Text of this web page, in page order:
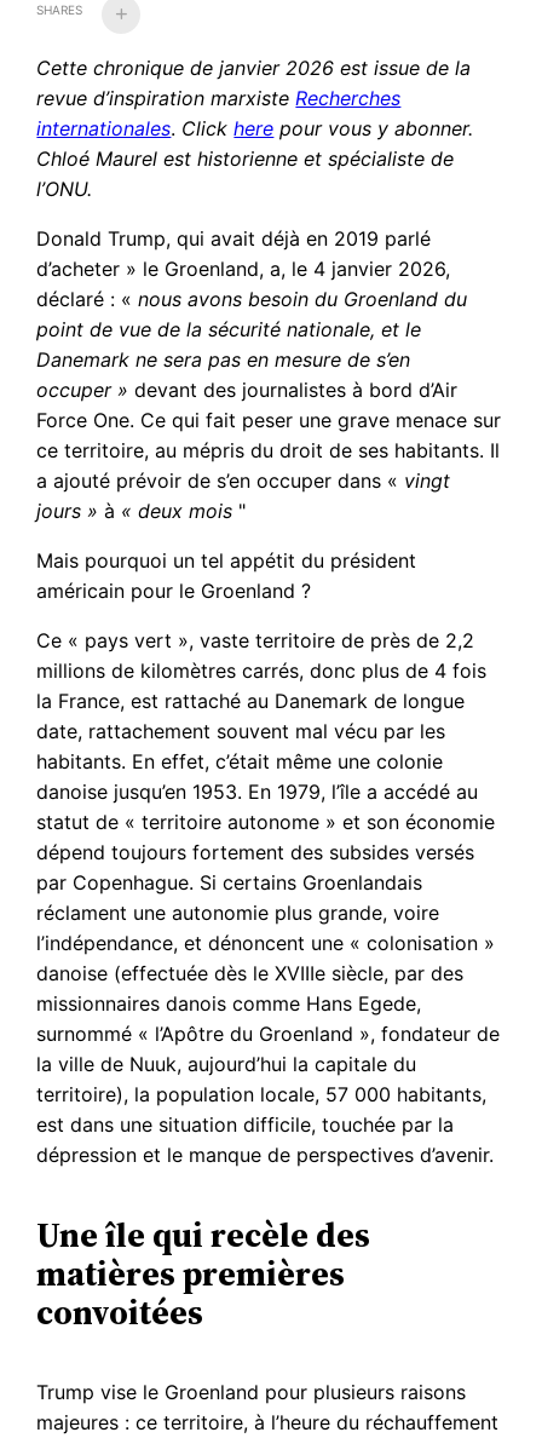
SHARES
Cette chronique de janvier 2026 est issue de la
revue d’inspiration marxisteRecherches
internationales. Clickhere pour vous y abonner.
Chloé Maurel est historienne et spécialiste de
l’ONU.
Donald Trump, qui avait déjà en 2019 parlé
d’acheter » le Groenland, a, le 4 janvier 2026,
déclaré : «nous avons besoin du Groenland du
point de vue de la sécurité nationale, et le
Danemark ne sera pas en mesure de s’en
occuper » devant des journalistes à bord d’Air
Force One. Ce qui fait peser une grave menace sur
ce territoire, au mépris du droit de ses habitants. Il
a ajouté prévoir de s’en occuper dans « vingt
jours » à « deux mois "
Mais pourquoi un tel appétit du président
américain pour le Groenland ?
Ce « pays vert », vaste territoire de près de 2,2
millions de kilomètres carrés, donc plus de 4 fois
la France, est rattaché au Danemark de longue
date, rattachement souvent mal vécu par les
habitants. En effet, c’était même une colonie
danoise jusqu’en 1953. En 1979, l’île a accédé au
statut de « territoire autonome » et son économie
dépend toujours fortement des subsides versés
par Copenhague. Si certains Groenlandais
réclament une autonomie plus grande, voire
l’indépendance, et dénoncent une « colonisation »
danoise (effectuée dès le XVIIIe siècle, par des
missionnaires danois comme Hans Egede,
surnommé « l’Apôtre du Groenland », fondateur de
la ville de Nuuk, aujourd’hui la capitale du
territoire), la population locale, 57 000 habitants,
est dans une situation difficile, touchée par la
dépression et le manque de perspectives d’avenir.
Une île qui recèle des
matières premières
convoitées
Trump vise le Groenland pour plusieurs raisons
majeures : ce territoire, à l’heure du réchauffement